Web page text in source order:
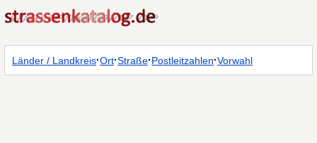
Länder / Landkreis·Ort·Straße·Postleitzahlen·Vorwahl